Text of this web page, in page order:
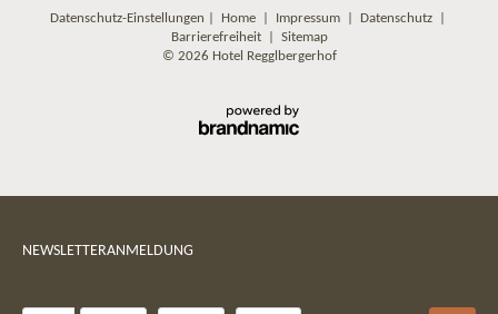
Datenschutz-Einstellungen Home| Impressum| Datenschutz|
Barrierefreiheit| Sitemap
© 2026 Hotel Regglbergerhof
NEWSLETTERANMELDUNG